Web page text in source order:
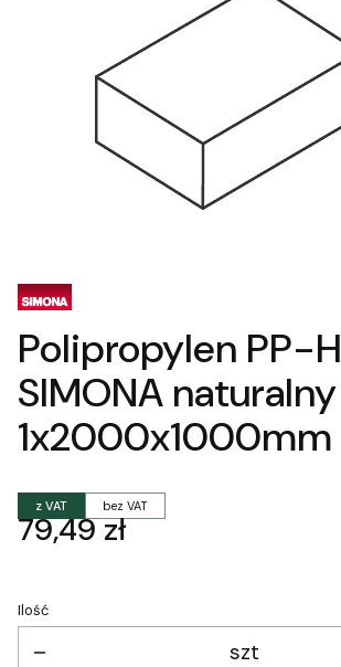
Polipropylen PP-H
SIMONA naturalny
1x2000x1000mm
z VAT bez VAT
Cena
79,49 zł
Ilość
szt